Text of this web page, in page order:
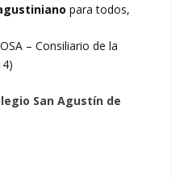
para todos,
– Consiliario de la
San Agustín de